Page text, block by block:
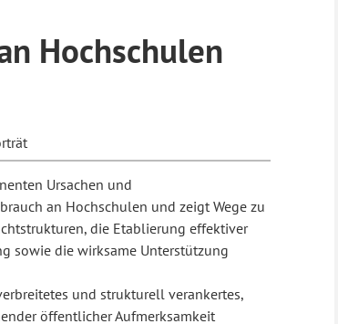
Hochschulen
Ursachen und
an Hochschulen und zeigt Wege zu
die Etablierung effektiver
sowie die wirksame Unterstützung
und strukturell verankertes,
öffentlicher Aufmerksamkeit